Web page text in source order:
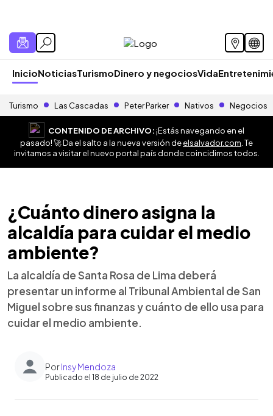
InicioNoticiasTurismoDinero y negociosVida
Turismo Las Cascadas Peter Parker Nativos Negocios
CONTENIDO DE ARCHIVO:¡Estás navegando en el
pasado! 🚀 Da el salto a la nueva versión deelsalvador.com . Te
invitamos a visitar el nuevo portal país donde coincidimos todos.
¿Cuánto dinero asigna la
alcaldía para cuidar el medio
ambiente?
La alcaldía de Santa Rosa de Lima deberá
presentar un informe al Tribunal Ambiental de San
Miguel sobre sus finanzas y cuánto de ello usa para
cuidar el medio ambiente.
PorInsy Mendoza
Publicado el 18 de julio de 2022